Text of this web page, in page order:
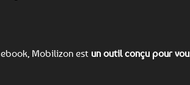
Mobilizon est un outil conçu pour